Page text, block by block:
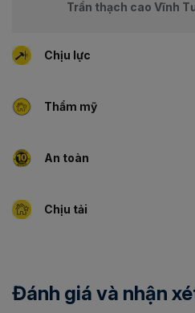
Trần thạch cao Vĩnh
Chịu lực
Thẩm mỹ
An toàn
Chịu tải
Đánh giá và nhận